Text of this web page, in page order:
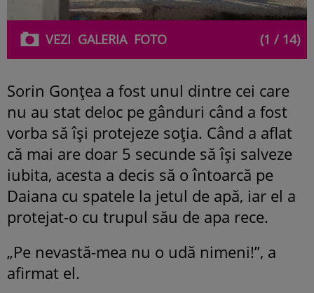
VEZI GALERIAFOTO (1 / 14)
Sorin Gonțea a fost unul dintre cei care
nu au stat deloc pe gânduri când a fost
vorba să își protejeze soția. Când a aflat
că mai are doar 5 secunde să își salveze
iubita, acesta a decis să o întoarcă pe
Daiana cu spatele la jetul de apă, iar el a
protejat-o cu trupul său de apa rece.
„Pe nevastă-mea nu o udă nimeni!”, a
afirmat el.